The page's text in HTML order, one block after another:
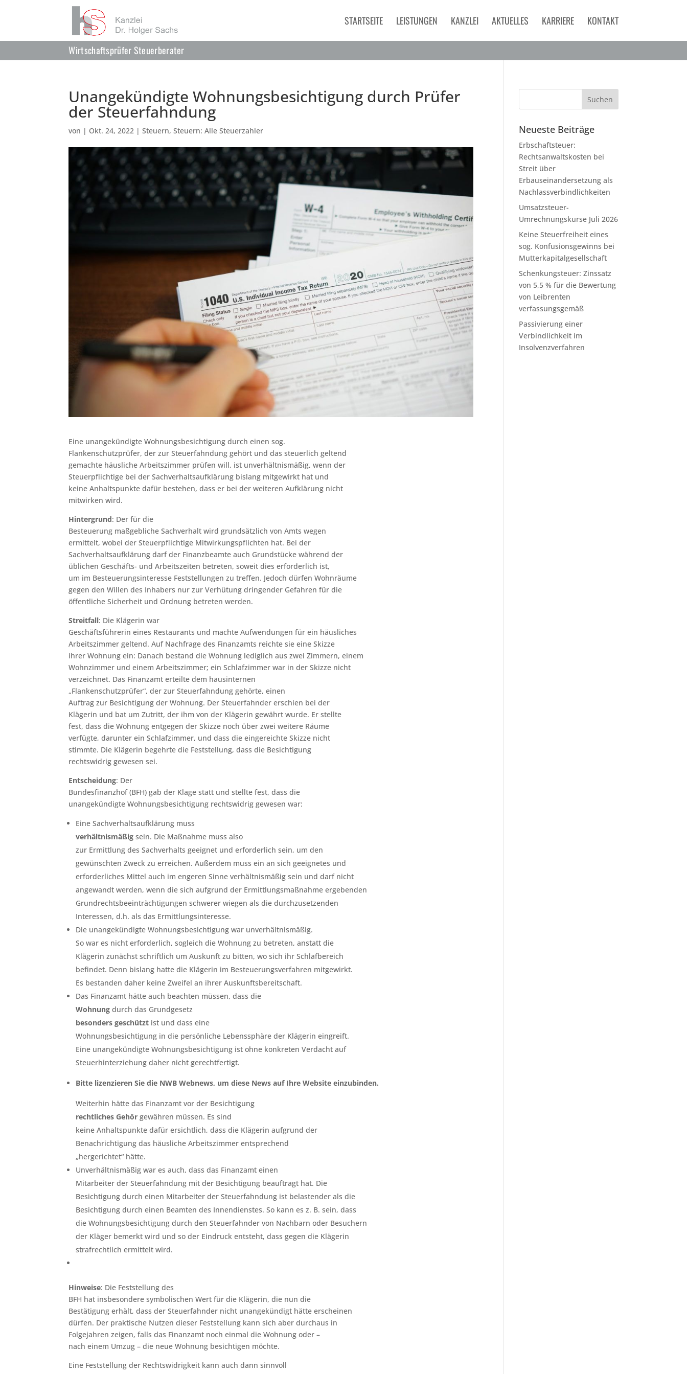
STARTSEITE LEISTUNGEN KANZLEI AKTUELLES KARRIERE KONTAKT
Wirtschaftsprüfer Steuerberater
Unangekündigte Wohnungsbesichtigung durch Prüfer
der Steuerfahndung
von | Okt. 24, 2022 |Steuern,Steuern: Alle Steuerzahler
Eine unangekündigte Wohnungsbesichtigung durch einen sog.
Flankenschutzprüfer, der zur Steuerfahndung gehört und das steuerlich geltend
gemachte häusliche Arbeitszimmer prüfen will, ist unverhältnismäßig, wenn der
Steuerpflichtige bei der Sachverhaltsaufklärung bislang mitgewirkt hat und
keine Anhaltspunkte dafür bestehen, dass er bei der weiteren Aufklärung nicht
mitwirken wird.
Hintergrund: Der für die
Besteuerung maßgebliche Sachverhalt wird grundsätzlich von Amts wegen
ermittelt, wobei der Steuerpflichtige Mitwirkungspflichten hat. Bei der
Sachverhaltsaufklärung darf der Finanzbeamte auch Grundstücke während der
üblichen Geschäfts- und Arbeitszeiten betreten, soweit dies erforderlich ist,
um im Besteuerungsinteresse Feststellungen zu treffen. Jedoch dürfen Wohnräume
gegen den Willen des Inhabers nur zur Verhütung dringender Gefahren für die
öffentliche Sicherheit und Ordnung betreten werden.
Streitfall: Die Klägerin war
Geschäftsführerin eines Restaurants und machte Aufwendungen für ein häusliches
Arbeitszimmer geltend. Auf Nachfrage des Finanzamts reichte sie eine Skizze
ihrer Wohnung ein: Danach bestand die Wohnung lediglich aus zwei Zimmern, einem
Wohnzimmer und einem Arbeitszimmer; ein Schlafzimmer war in der Skizze nicht
verzeichnet. Das Finanzamt erteilte dem hausinternen
„Flankenschutzprüfer“, der zur Steuerfahndung gehörte, einen
Auftrag zur Besichtigung der Wohnung. Der Steuerfahnder erschien bei der
Klägerin und bat um Zutritt, der ihm von der Klägerin gewährt wurde. Er stellte
fest, dass die Wohnung entgegen der Skizze noch über zwei weitere Räume
verfügte, darunter ein Schlafzimmer, und dass die eingereichte Skizze nicht
stimmte. Die Klägerin begehrte die Feststellung, dass die Besichtigung
rechtswidrig gewesen sei.
Entscheidung: Der
Bundesfinanzhof (BFH) gab der Klage statt und stellte fest, dass die
unangekündigte Wohnungsbesichtigung rechtswidrig gewesen war:
Eine Sachverhaltsaufklärung muss
verhältnismäßig sein. Die Maßnahme muss also
zur Ermittlung des Sachverhalts geeignet und erforderlich sein, um den
gewünschten Zweck zu erreichen. Außerdem muss ein an sich geeignetes und
erforderliches Mittel auch im engeren Sinne verhältnismäßig sein und darf nicht
angewandt werden, wenn die sich aufgrund der Ermittlungsmaßnahme ergebenden
Grundrechtsbeeinträchtigungen schwerer wiegen als die durchzusetzenden
Interessen, d.h. als das Ermittlungsinteresse.
Die unangekündigte Wohnungsbesichtigung war unverhältnismäßig.
So war es nicht erforderlich, sogleich die Wohnung zu betreten, anstatt die
Klägerin zunächst schriftlich um Auskunft zu bitten, wo sich ihr Schlafbereich
befindet. Denn bislang hatte die Klägerin im Besteuerungsverfahren mitgewirkt.
Es bestanden daher keine Zweifel an ihrer Auskunftsbereitschaft.
Das Finanzamt hätte auch beachten müssen, dass die
Wohnung durch das Grundgesetz
besonders geschützt ist und dass eine
Wohnungsbesichtigung in die persönliche Lebenssphäre der Klägerin eingreift.
Eine unangekündigte Wohnungsbesichtigung ist ohne konkreten Verdacht auf
Steuerhinterziehung daher nicht gerechtfertigt.
Bitte lizenzieren Sie die NWB Webnews, um diese News auf Ihre Website einzubinden.
Weiterhin hätte das Finanzamt vor der Besichtigung
rechtliches Gehör gewähren müssen. Es sind
keine Anhaltspunkte dafür ersichtlich, dass die Klägerin aufgrund der
Benachrichtigung das häusliche Arbeitszimmer entsprechend
„hergerichtet“ hätte.
Unverhältnismäßig war es auch, dass das Finanzamt einen
Mitarbeiter der Steuerfahndung mit der Besichtigung beauftragt hat. Die
Besichtigung durch einen Mitarbeiter der Steuerfahndung ist belastender als die
Besichtigung durch einen Beamten des Innendienstes. So kann es z. B. sein, dass
die Wohnungsbesichtigung durch den Steuerfahnder von Nachbarn oder Besuchern
der Kläger bemerkt wird und so der Eindruck entsteht, dass gegen die Klägerin
strafrechtlich ermittelt wird.
Hinweise: Die Feststellung des
BFH hat insbesondere symbolischen Wert für die Klägerin, die nun die
Bestätigung erhält, dass der Steuerfahnder nicht unangekündigt hätte erscheinen
dürfen. Der praktische Nutzen dieser Feststellung kann sich aber durchaus in
Folgejahren zeigen, falls das Finanzamt noch einmal die Wohnung oder –
nach einem Umzug – die neue Wohnung besichtigen möchte.
Eine Feststellung der Rechtswidrigkeit kann auch dann sinnvoll
Neueste Beiträge
Erbschaftsteuer:
Rechtsanwaltskosten bei
Streit über
Erbauseinandersetzung als
Nachlassverbindlichkeiten
Umsatzsteuer-
Umrechnungskurse Juli 2026
Keine Steuerfreiheit eines
sog. Konfusionsgewinns bei
Mutterkapitalgesellschaft
Schenkungsteuer: Zinssatz
von 5,5 % für die Bewertung
von Leibrenten
verfassungsgemäß
Passivierung einer
Verbindlichkeit im
Insolvenzverfahren